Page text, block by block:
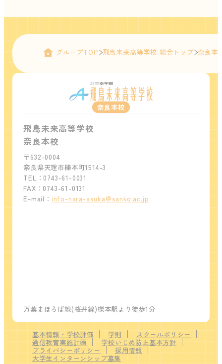
グループTOP 飛鳥未来高等学校 総合トップ 奈良本
奈良本校
飛鳥未来高等学校
奈良本校
〒632-0004
奈良県天理市櫟本町1514-3
TEL：0743-61-0031
FAX：0743-61-0131
E-mail： info-nara-asuka@sanko.ac.jp
万葉まほろば線(桜井線)櫟本駅より徒歩1分
基本情報・学校評価 学則
スクールポリシー
通信教育実施計画
学校いじめ防止基本方針
プライバシーポリシー
採用情報
大学生インターンシップ募集